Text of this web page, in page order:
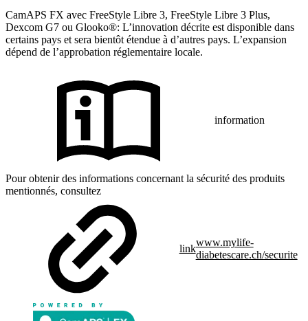
CamAPS FX avec FreeStyle Libre 3, FreeStyle Libre 3 Plus,
Dexcom G7 ou Glooko®: L’innovation décrite est disponible dans
certains pays et sera bientôt étendue à d’autres pays. L’expansion
dépend de l’approbation réglementaire locale.
information
Pour obtenir des informations concernant la sécurité des produits
mentionnés, consultez
link
www.mylife-
diabetescare.ch/securite